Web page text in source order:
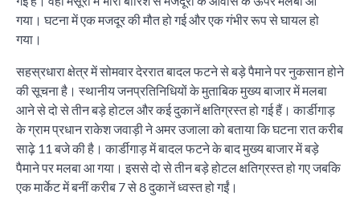
गया। घटना में एक मजदूर की मौत हो गई और एक गंभीर रूप से घायल हो
गया।
सहस्रधारा क्षेत्र में सोमवार देररात बादल फटने से बड़े पैमाने पर नुकसान होने
की सूचना है। स्थानीय जनप्रतिनिधियों के मुताबिक मुख्य बाजार में मलबा
आने से दो से तीन बड़े होटल और कई दुकानें क्षतिग्रस्त हो गई हैं। कार्डीगाड़
के ग्राम प्रधान राकेश जवाड़ी ने अमर उजाला को बताया कि घटना रात करीब
साढ़े 11 बजे की है। कार्डीगाड़ में बादल फटने के बाद मुख्य बाजार में बड़े
पैमाने पर मलबा आ गया। इससे दो से तीन बड़े होटल क्षतिग्रस्त हो गए जबकि
एक मार्केट में बनीं करीब 7 से 8 दुकानें ध्वस्त हो गईं।